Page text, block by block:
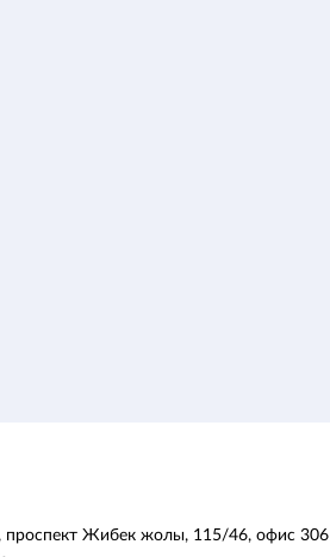
проспект Жибек жолы, 115/46, офис 306